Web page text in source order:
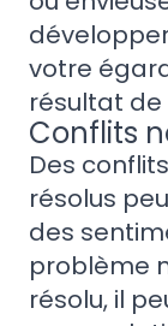
votre
résultat de
Conflits
Des
résolus
des
problème
résolu, il